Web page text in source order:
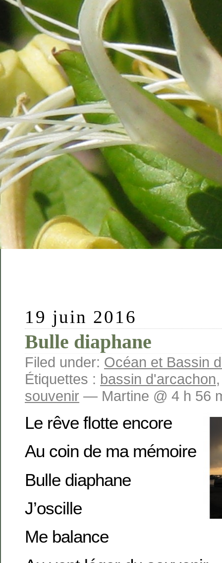
19 juin 2016
Bulle diaphane
Filed under: Océan et Bassin
Étiquettes : bassin d'arcachon
souvenir — Martine @ 4 h 56
Le rêve flotte encore
Au coin de ma mémoire
Bulle diaphane
J’oscille
Me balance